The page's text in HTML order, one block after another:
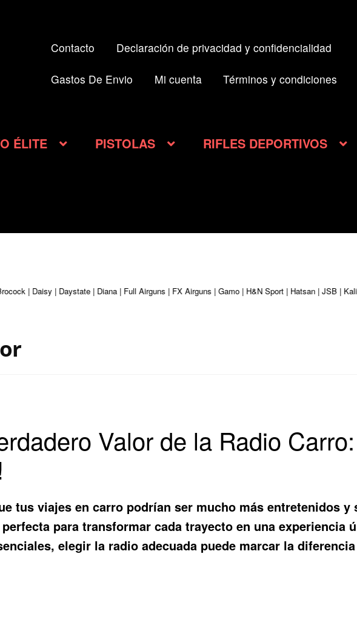
Contacto Declaración de privacidad y confidencialidad
Gastos De Envio Mi cuenta Términos y condiciones
ÉLITE PISTOLAS RIFLES DEPORTIVOS
| Daisy | Daystate | Diana | Full Airguns | FX Airguns | Gamo | H&N Sport | Hatsan | JSB |
Valor de la Radio
tus viajes en carro podrían ser mucho más entretenidos y
para transformar cada trayecto en una experiencia
elegir la radio adecuada puede marcar la